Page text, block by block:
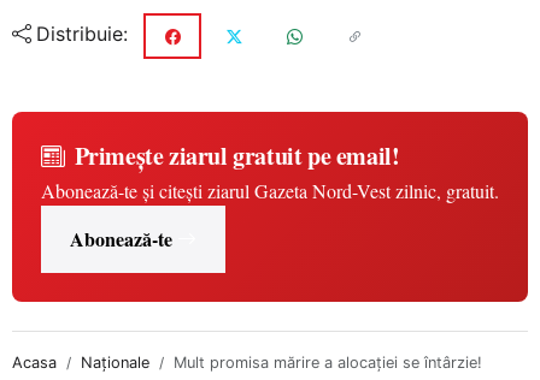
Distribuie:
Primește ziarul gratuit pe email!
Abonează-te și citești ziarul Gazeta Nord-Vest zilnic, gratuit.
Abonează-te
Acasa Naționale Mult promisa mărire a alocației se întârzie!